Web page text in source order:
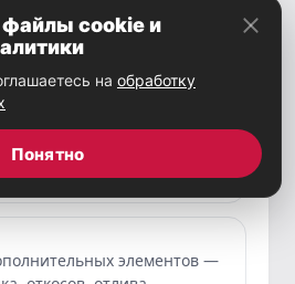
стеклопакетов и рам,
проёма
системы,
фурнитуры
элементов —
cookie и
на обработку
Понятно